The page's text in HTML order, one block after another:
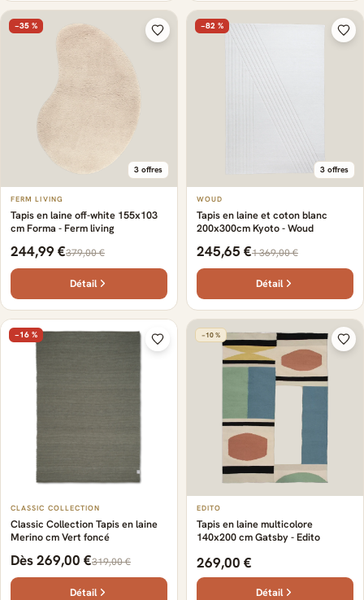
−35 %
3 offres
FERM LIVING
Tapis en laine off-white 155x103
cm Forma - Ferm living
244,99 €379,00 €
Détail
−82 %
3 offres
WOUD
Tapis en laine et coton blanc
200x300cm Kyoto - Woud
245,65 €1 369,00 €
Détail
−16 %
CLASSIC COLLECTION
Classic Collection Tapis en laine
Merino cm Vert foncé
Dès 269,00 €319,00 €
Détail
−10 %
EDITO
Tapis en laine multicolore
140x200 cm Gatsby - Edito
269,00 €
Détail